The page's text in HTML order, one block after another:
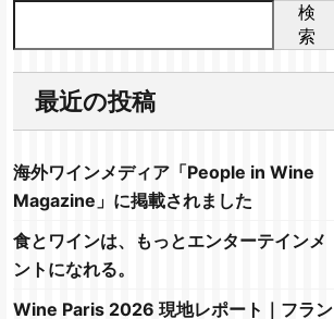
検
索
最近の投稿
海外ワインメディア「People in Wine
Magazine」に掲載されました
食とワインは、もっとエンターテインメ
ントになれる。
Wine Paris 2026 現地レポート｜フラン